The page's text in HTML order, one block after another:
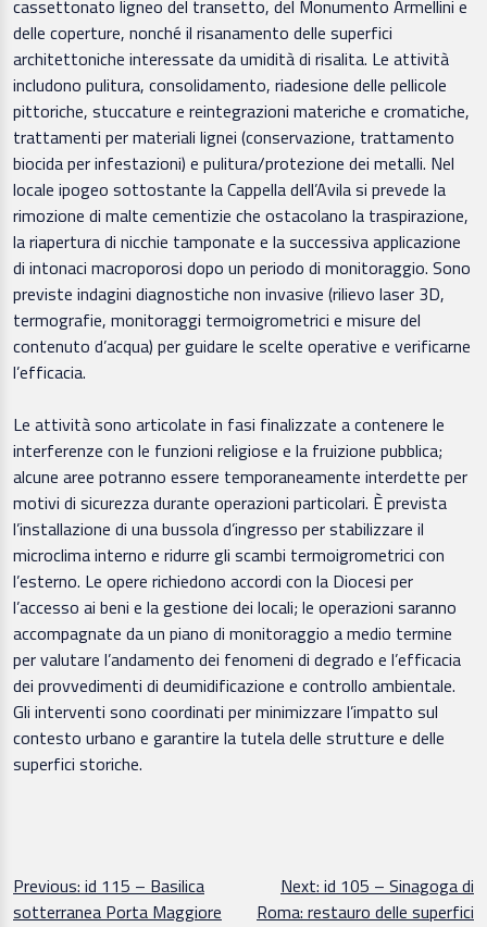
cassettonato ligneo del transetto, del Monumento Armellini e
delle coperture, nonché il risanamento delle superfici
architettoniche interessate da umidità di risalita. Le attività
includono pulitura, consolidamento, riadesione delle pellicole
pittoriche, stuccature e reintegrazioni materiche e cromatiche,
trattamenti per materiali lignei (conservazione, trattamento
biocida per infestazioni) e pulitura/protezione dei metalli. Nel
locale ipogeo sottostante la Cappella dell’Avila si prevede la
rimozione di malte cementizie che ostacolano la traspirazione,
la riapertura di nicchie tamponate e la successiva applicazione
di intonaci macroporosi dopo un periodo di monitoraggio. Sono
previste indagini diagnostiche non invasive (rilievo laser 3D,
termografie, monitoraggi termoigrometrici e misure del
contenuto d’acqua) per guidare le scelte operative e verificarne
l’efficacia.
Le attività sono articolate in fasi finalizzate a contenere le
interferenze con le funzioni religiose e la fruizione pubblica;
alcune aree potranno essere temporaneamente interdette per
motivi di sicurezza durante operazioni particolari. È prevista
l’installazione di una bussola d’ingresso per stabilizzare il
microclima interno e ridurre gli scambi termoigrometrici con
l’esterno. Le opere richiedono accordi con la Diocesi per
l’accesso ai beni e la gestione dei locali; le operazioni saranno
accompagnate da un piano di monitoraggio a medio termine
per valutare l’andamento dei fenomeni di degrado e l’efficacia
dei provvedimenti di deumidificazione e controllo ambientale.
Gli interventi sono coordinati per minimizzare l’impatto sul
contesto urbano e garantire la tutela delle strutture e delle
superfici storiche.
Navigazione
Previous: id 115 – Basilica
sotterranea Porta Maggiore
Next: id 105 – Sinagoga di
Roma: restauro delle superfici